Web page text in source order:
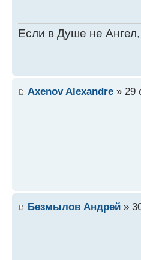
Если в Душе не
Axenov Alexandre » 29
Безмылов Андрей »